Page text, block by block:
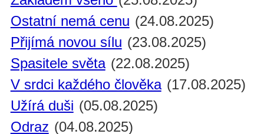
Ostatní nemá cenu (24.08.2025)
Přijímá novou sílu (23.08.2025)
Spasitele světa (22.08.2025)
V srdci každého člověka (17.08.2025)
Užírá duši (05.08.2025)
Odraz (04.08.2025)